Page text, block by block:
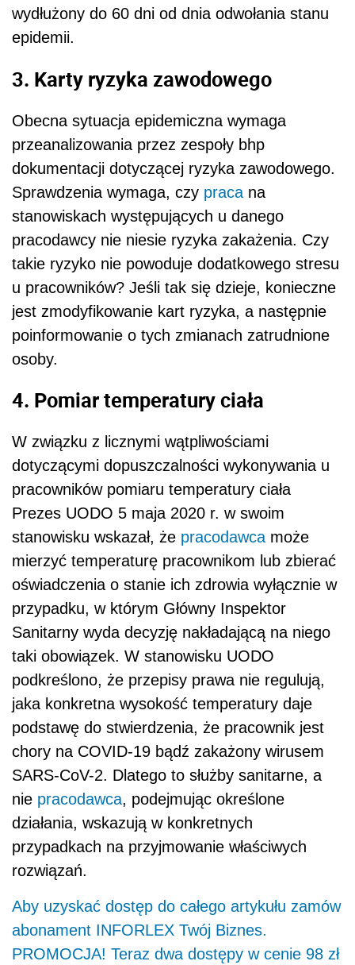
wydłużony do 60 dni od dnia odwołania stanu
epidemii.
3. Karty ryzyka zawodowego
Obecna sytuacja epidemiczna wymaga
przeanalizowania przez zespoły bhp
dokumentacji dotyczącej ryzyka zawodowego.
Sprawdzenia wymaga, czy praca na
stanowiskach występujących u danego
pracodawcy nie niesie ryzyka zakażenia. Czy
takie ryzyko nie powoduje dodatkowego stresu
u pracowników? Jeśli tak się dzieje, konieczne
jest zmodyfikowanie kart ryzyka, a następnie
poinformowanie o tych zmianach zatrudnione
osoby.
4. Pomiar temperatury ciała
W związku z licznymi wątpliwościami
dotyczącymi dopuszczalności wykonywania u
pracowników pomiaru temperatury ciała
Prezes UODO 5 maja 2020 r. w swoim
stanowisku wskazał, że pracodawca może
mierzyć temperaturę pracownikom lub zbierać
oświadczenia o stanie ich zdrowia wyłącznie w
przypadku, w którym Główny Inspektor
Sanitarny wyda decyzję nakładającą na niego
taki obowiązek. W stanowisku UODO
podkreślono, że przepisy prawa nie regulują,
jaka konkretna wysokość temperatury daje
podstawę do stwierdzenia, że pracownik jest
chory na COVID-19 bądź zakażony wirusem
SARS-CoV-2. Dlatego to służby sanitarne, a
nie pracodawca, podejmując określone
działania, wskazują w konkretnych
przypadkach na przyjmowanie właściwych
rozwiązań.
Aby uzyskać dostęp do całego artykułu zamów
abonament INFORLEX Twój Biznes.
PROMOCJA! Teraz dwa dostępy w cenie 98 zł